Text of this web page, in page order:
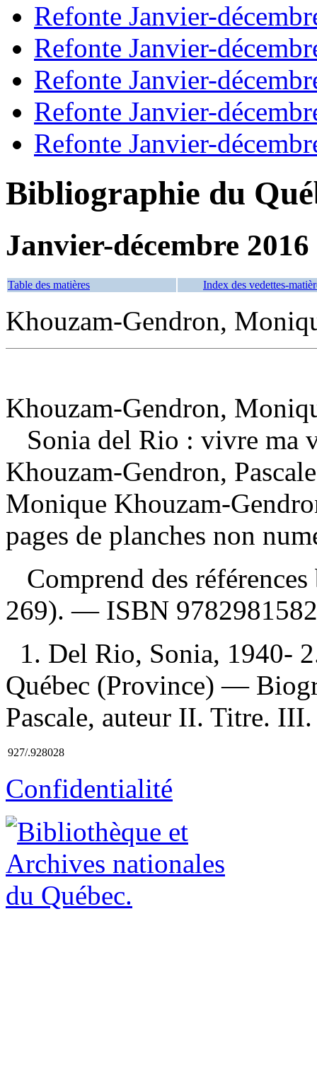
Refonte Janvier-
Refonte Janvier-
Refonte Janvier-
Refonte Janvier-
Refonte Janvier-
Bibliographie du
Janvier-décembre 2016
Table des matières Index des vedettes-
Khouzam-Gendron,
Khouzam-Gendron,
Sonia del Rio : vivre ma
Khouzam-Gendron,
Monique Khouzam-
pages de planches non
Comprend des
269). — ISBN
1. Del Rio, Sonia, 1940-
Québec (Province) —
Pascale, auteur II. Titre.
927/.928028
Confidentialité